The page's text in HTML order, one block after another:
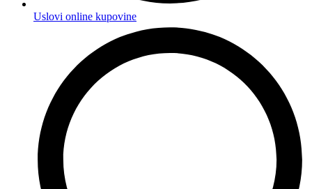
Uslovi online kupovine